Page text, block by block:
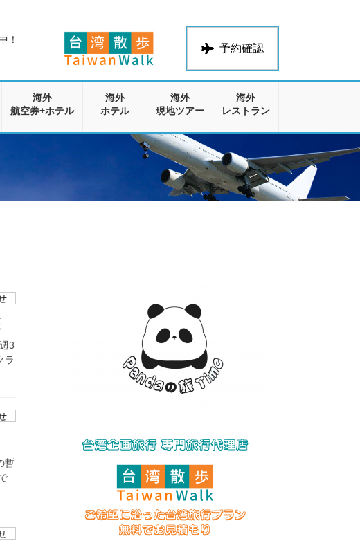
予約確認
！
海外
航空券+ホテル
海外
ホテル
海外
現地ツアー
海外
レストラン
3
ラ
暫